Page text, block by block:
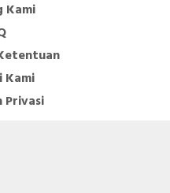
dengan belenggu
dapat didaur ulang,
bahan berbahaya
Kami
Kami
Privasi